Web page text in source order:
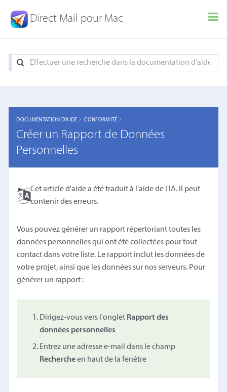
Direct Mail pour Mac
DOCUMENTATION D'AIDE 〉CONFORMITÉ 〉
Créer un Rapport de Données
Personnelles
Cet article d'aide a été traduit à l'aide de l'IA. Il peut
contenir des erreurs.
Vous pouvez générer un rapport répertoriant toutes les
données personnelles qui ont été collectées pour tout
contact dans votre liste. Le rapport inclut les données de
votre projet, ainsi que les données sur nos serveurs. Pour
générer un rapport :
Dirigez-vous vers l'onglet Rapport des
données personnelles
Entrez une adresse e-mail dans le champ
Rechercheen haut de la fenêtre